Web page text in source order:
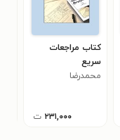
کتاب مراجعات
سریع
محمدرضا
۲۳۱,۰۰۰ ت